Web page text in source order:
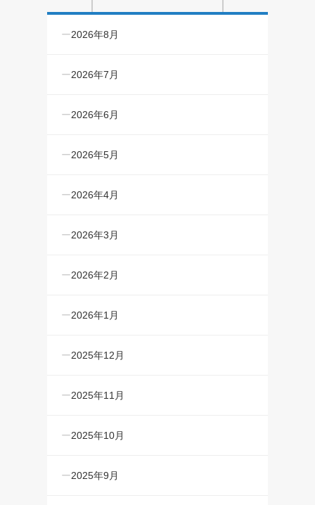
2026年8月
2026年7月
2026年6月
2026年5月
2026年4月
2026年3月
2026年2月
2026年1月
2025年12月
2025年11月
2025年10月
2025年9月